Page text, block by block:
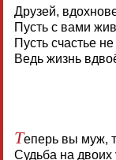
Друзей,
Пусть с вами
Пусть счастье
Ведь жизнь
Теперь вы муж,
Судьба на двоих